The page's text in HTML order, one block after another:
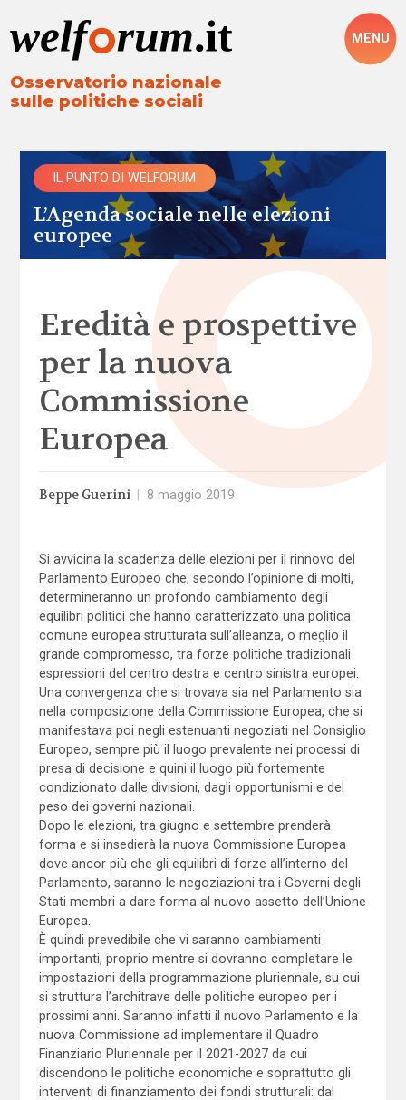
Osservatorio nazionale
sulle politiche sociali
MENU
IL PUNTO DI WELFORUM
L’Agenda sociale nelle elezioni
europee
Eredità e prospettive
per la nuova
Commissione
Europea
Beppe Guerini 8 maggio 2019
Si avvicina la scadenza delle elezioni per il rinnovo del
Parlamento Europeo che, secondo l’opinione di molti,
determineranno un profondo cambiamento degli
equilibri politici che hanno caratterizzato una politica
comune europea strutturata sull’alleanza, o meglio il
grande compromesso, tra forze politiche tradizionali
espressioni del centro destra e centro sinistra europei.
Una convergenza che si trovava sia nel Parlamento sia
nella composizione della Commissione Europea, che si
manifestava poi negli estenuanti negoziati nel Consiglio
Europeo, sempre più il luogo prevalente nei processi di
presa di decisione e quini il luogo più fortemente
condizionato dalle divisioni, dagli opportunismi e del
peso dei governi nazionali.
Dopo le elezioni, tra giugno e settembre prenderà
forma e si insedierà la nuova Commissione Europea
dove ancor più che gli equilibri di forze all’interno del
Parlamento, saranno le negoziazioni tra i Governi degli
Stati membri a dare forma al nuovo assetto dell’Unione
Europea.
È quindi prevedibile che vi saranno cambiamenti
importanti, proprio mentre si dovranno completare le
impostazioni della programmazione pluriennale, su cui
si struttura l’architrave delle politiche europeo per i
prossimi anni. Saranno infatti il nuovo Parlamento e la
nuova Commissione ad implementare il Quadro
Finanziario Pluriennale per il 2021-2027 da cui
discendono le politiche economiche e soprattutto gli
interventi di finanziamento dei fondi strutturali: dal